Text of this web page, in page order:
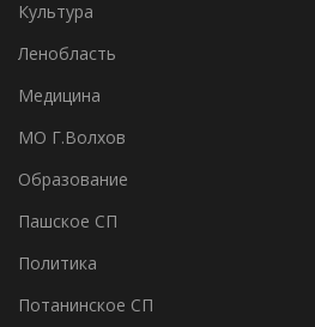
История
Культура
Ленобласть
Медицина
МО Г.Волхов
Образование
Пашское СП
Политика